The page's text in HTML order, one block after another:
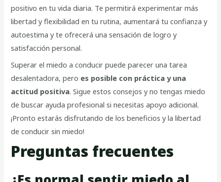
positivo en tu vida diaria. Te permitirá experimentar más
libertad y flexibilidad en tu rutina, aumentará tu confianza y
autoestima y te ofrecerá una sensación de logro y
satisfacción personal.
Superar el miedo a conducir puede parecer una tarea
desalentadora, pero es posible con práctica y una
actitud positiva. Sigue estos consejos y no tengas miedo
de buscar ayuda profesional si necesitas apoyo adicional.
¡Pronto estarás disfrutando de los beneficios y la libertad
de conducir sin miedo!
Preguntas frecuentes